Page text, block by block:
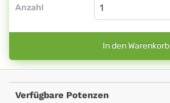
Anzahl
In den Warenkorb
Verfügbare Potenzen